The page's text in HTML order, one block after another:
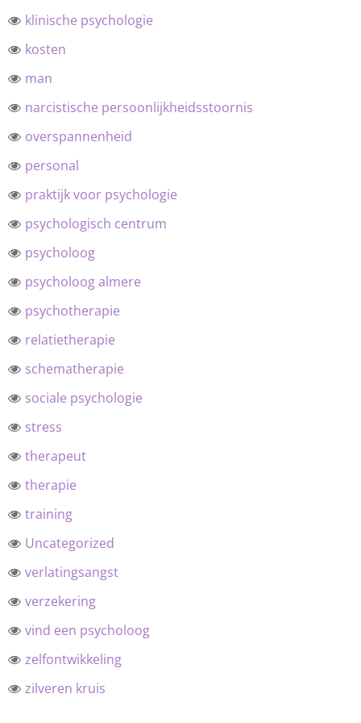
klinische psychologie
kosten
man
narcistische persoonlijkheidsstoornis
overspannenheid
personal
praktijk voor psychologie
psychologisch centrum
psycholoog
psycholoog almere
psychotherapie
relatietherapie
schematherapie
sociale psychologie
stress
therapeut
therapie
training
Uncategorized
verlatingsangst
verzekering
vind een psycholoog
zelfontwikkeling
zilveren kruis